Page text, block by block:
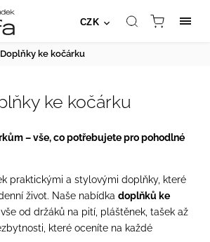
CZK
Doplňky ke kočárku
ke kočárku
– vše, co potřebujete pro pohodlné
praktickými a stylovými doplňky, které
život. Naše nabídka doplňků ke
od držáků na pití, pláštěnek, tašek až
které oceníte na každé